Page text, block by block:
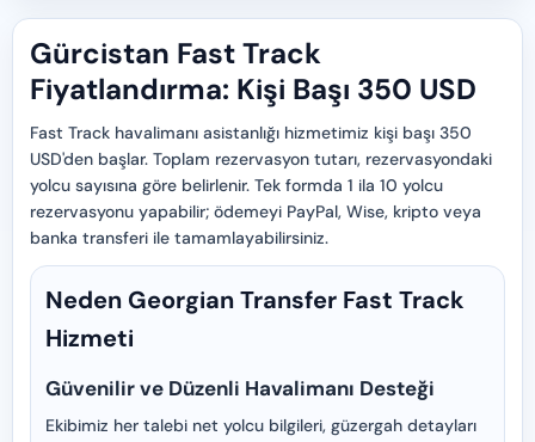
Gürcistan Fast Track
Fiyatlandırma: Kişi Başı 350 USD
Fast Track havalimanı asistanlığı hizmetimiz kişi başı 350
USD'den başlar. Toplam rezervasyon tutarı, rezervasyondaki
yolcu sayısına göre belirlenir. Tek formda 1 ila 10 yolcu
rezervasyonu yapabilir; ödemeyi PayPal, Wise, kripto veya
banka transferi ile tamamlayabilirsiniz.
Neden Georgian Transfer Fast Track
Hizmeti
Güvenilir ve Düzenli Havalimanı Desteği
Ekibimiz her talebi net yolcu bilgileri, güzergah detayları